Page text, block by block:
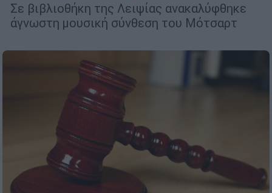
Σε βιβλιοθήκη της Λειψίας ανακαλύφθηκε
άγνωστη μουσική σύνθεση του Μότσαρτ